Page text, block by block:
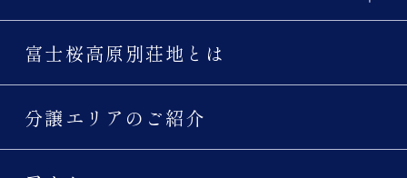
富士桜高原別荘地とは
分譲エリアのご紹介